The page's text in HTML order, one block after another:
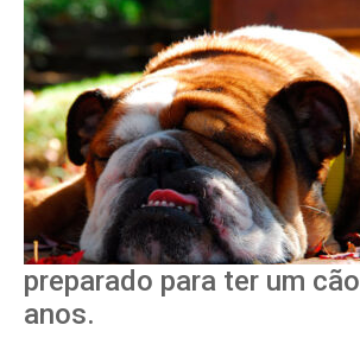
preparado para ter um
anos.